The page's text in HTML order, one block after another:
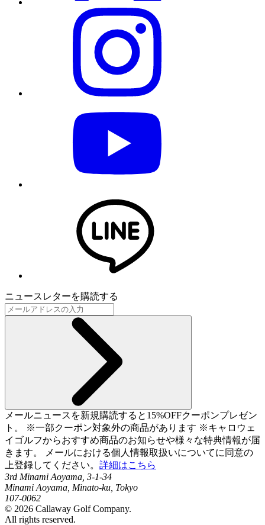
ニュースレターを購読する
メールニュースを新規購読すると15%OFFクーポンプレゼン
ト。 ※一部クーポン対象外の商品があります ※キャロウェ
イゴルフからおすすめ商品のお知らせや様々な特典情報が届
きます。 メールにおける個人情報取扱いについてに同意の
上登録してください。 詳細はこちら
3rd Minami Aoyama, 3-1-34
Minami Aoyama, Minato-ku, Tokyo
107-0062
© 2026 Callaway Golf Company.
All rights reserved.